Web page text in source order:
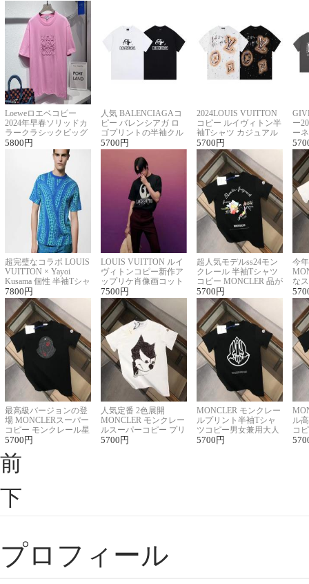
Loeweロエベコピー
2024年早春ソリッドカ
ラークラシックビッグ
ロゴ刺繍Tシャツ
5800 円
人気 BALENCIAGAコ
ピー バレンシアガ ロ
ゴプリントの半袖クル
ーネックTシャツ
5700 円
2024LOUIS VUITTON
コピー ルイヴィトン半
袖Tシャツ カジュアル
に馴染む 2色展開
5700 円
ー
ー
ー
超完璧なコラボ LOUIS
VUITTON × Yayoi
Kusama 個性 半袖Tシャ
ツコピー男女兼用
7800 円
LOUIS VUITTON ルイ
ヴィトンコピー新作ア
ップリケ肖像画コット
ンニット半袖Tシャツ
7500 円
超人気モデルss24モン
クレール 半袖Tシャツ
コピー MONCLER 品が
良く見た目
5700 円
今
な
ル
最高級バージョンの登
場 MONCLERスーパー
コピー モンクレール星
座半袖Tシャツ
5700 円
人気定番 2色展開
MONCLER モンクレー
ルスーパーコピー プリ
ント半袖Tシャツ
5700 円
MONCLER モンクレー
ルプリント半袖Tシャ
ツコピー男女兼用大人
可愛い春夏コーデ
5700 円
ル
コ
ィ
前
下
プロフィール